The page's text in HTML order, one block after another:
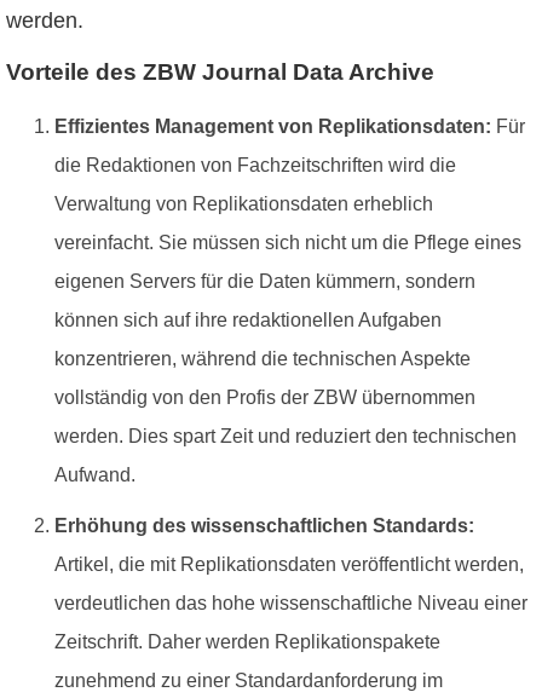
werden.
Vorteile des ZBW Journal Data Archive
Effizientes Management von Replikationsdaten: Für
die Redaktionen von Fachzeitschriften wird die
Verwaltung von Replikationsdaten erheblich
vereinfacht. Sie müssen sich nicht um die Pflege eines
eigenen Servers für die Daten kümmern, sondern
können sich auf ihre redaktionellen Aufgaben
konzentrieren, während die technischen Aspekte
vollständig von den Profis der ZBW übernommen
werden. Dies spart Zeit und reduziert den technischen
Aufwand.
Erhöhung des wissenschaftlichen Standards:
Artikel, die mit Replikationsdaten veröffentlicht werden,
verdeutlichen das hohe wissenschaftliche Niveau einer
Zeitschrift. Daher werden Replikationspakete
zunehmend zu einer Standardanforderung im